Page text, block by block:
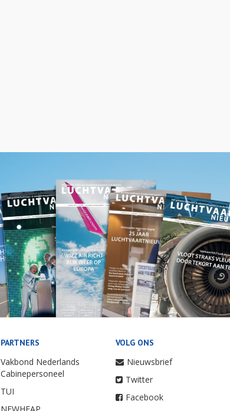
PARTNERS
Vakbond Nederlands
Cabinepersoneel
TUI
NEWHEAP
VOLG ONS
Nieuwsbrief
Twitter
Facebook